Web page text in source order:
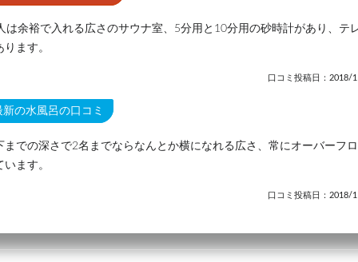
は余裕で入れる広さのサウナ室、5分用と10分用の砂時計があり、テ
ります。
口コミ投稿日：2018/
新の水風呂の口コミ
までの深さで2名までならなんとか横になれる広さ、常にオーバーフ
います。
口コミ投稿日：2018/